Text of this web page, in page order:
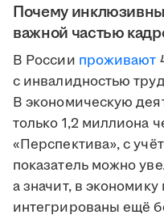
Почему
важной частью
В России проживают
с инвалидностью
В экономическую
только 1,2 миллиона
«Перспектива», с
показатель можно
а значит, в
интегрированы ещё